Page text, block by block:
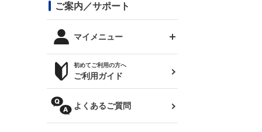
カナード
外装・補修パーツ
オリジンアーム(足回り)
レンズ
リアウイング
リアゲート
メンテナンスパーツ
DTM:exclusive
まつど家 鉄八
JZX110 マークⅡ
ハイエース
シルビア S14 前期
シルビア S15
180SX
RX-7
スバル
BRZ
レクサス
三菱
デリカ D:5
軽自動車
汎用
コンバットアイ用ライト
オプションタイヤ
サマータイヤ
ジムニー用タイヤ
ハイエース・バン用タイ
ホイールナット
ステッカー
トップス(半袖)
トップス(長袖)
パーカー
ご案内／サポート
マイメニュー
ログインする
お気に入りリスト
初めてご利用の方へ
ご利用ガイド
よくあるご質問